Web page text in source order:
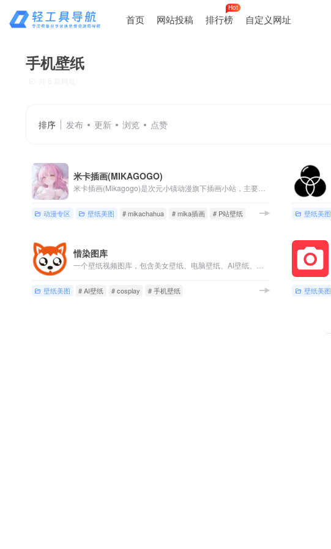
首页 网站投稿 排行榜
Hot
自定义网址
手机壁纸
排序 发布 更新 浏览 点赞
米卡插画(MIKAGOGO)
动漫专区 壁纸美图 # mikachahua # mika插画 # P站壁纸 壁纸美图
惜染图库
壁纸美图 # AI壁纸 # cosplay # 手机壁纸 壁纸美图